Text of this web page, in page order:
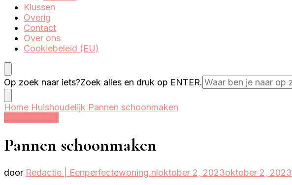
Klussen
Overig
Contact
Over ons
Cookiebeleid (EU)
Op zoek naar iets?Zoek alles en druk op ENTER.
Home Huishoudelijk Pannen schoonmaken
Pannen schoonmaken
door Redactie | Eenperfectewoning.nloktober 2, 2023oktober 2, 2023